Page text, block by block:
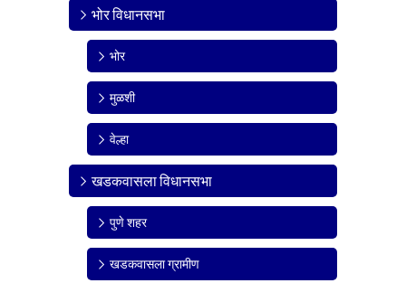
भोर विधानसभा
भोर
मुळशी
वेल्हा
खडकवासला विधानसभा
पुणे शहर
खडकवासला ग्रामीण